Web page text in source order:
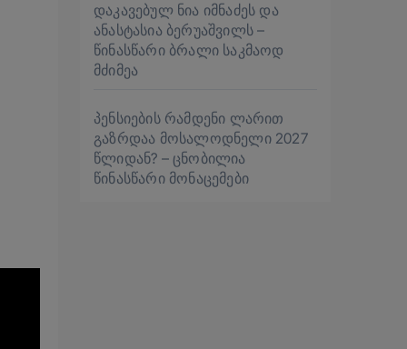
დაკავებულ ნია იმნაძეს და
ანასტასია ბერუაშვილს –
წინასწარი ბრალი საკმაოდ
მძიმეა
პენსიების რამდენი ლარით
გაზრდაა მოსალოდნელი 2027
წლიდან? – ცნობილია
წინასწარი მონაცემები